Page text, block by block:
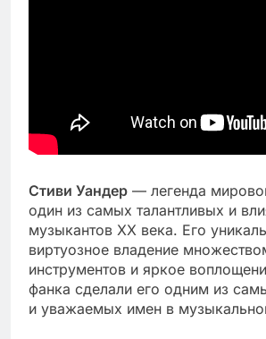
Стиви Уандер — легенда
один из самых талантливых и
музыкантов XX века. Его
виртуозное владение
инструментов и яркое
фанка сделали его одним из
и уважаемых имен в